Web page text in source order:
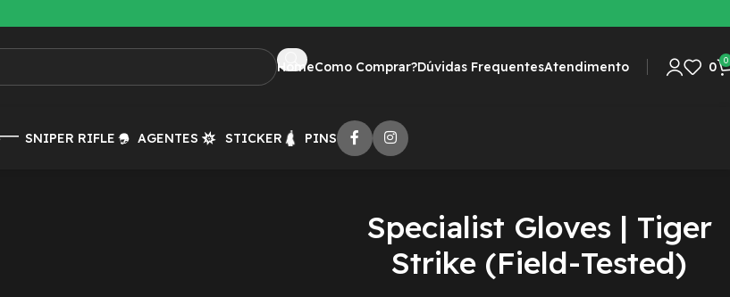
HomeComo Comprar?Dúvidas FrequentesAtendimento 0 0
SNIPER RIFLE AGENTES STICKER PINS
Specialist Gloves | Tiger
Strike (Field-Tested)